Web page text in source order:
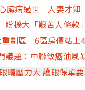
臟病過世 人妻才知
擴大「艱苦人條款
劃區 6區房價站上4
議題：中聯致癌油風
睛壓力大 護眼保單